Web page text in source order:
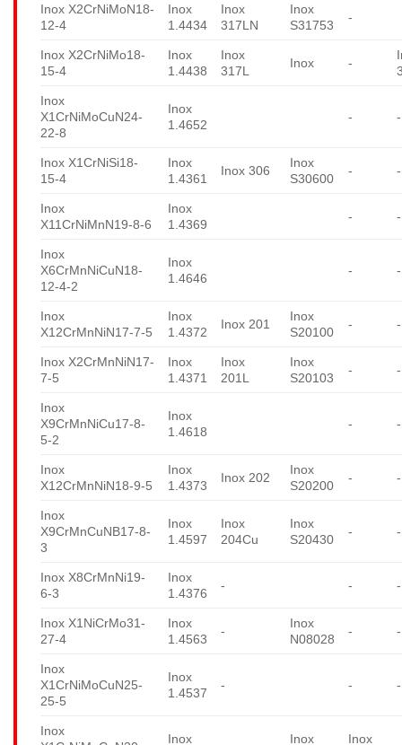
Inox X2CrNiMoN18-
12-4
Inox
1.4434
Inox
317LN
Inox
S31753
-
Inox X2CrNiMo18-
15-4
Inox
1.4438
Inox
317L
Inox -
Inox
X1CrNiMoCuN24-
22-8
Inox
1.4652
- -
Inox X1CrNiSi18-
15-4
Inox
1.4361
Inox 306
Inox
S30600
- -
Inox
X11CrNiMnN19-8-6
Inox
1.4369
- -
Inox
X6CrMnNiCuN18-
12-4-2
Inox
1.4646
- -
Inox
X12CrMnNiN17-7-5
Inox
1.4372
Inox 201
Inox
S20100
- -
Inox X2CrMnNiN17-
7-5
Inox
1.4371
Inox
201L
Inox
S20103
- -
Inox
X9CrMnNiCu17-8-
5-2
Inox
1.4618
- -
Inox
X12CrMnNiN18-9-5
Inox
1.4373
Inox 202
Inox
S20200
- -
Inox
X9CrMnCuNB17-8-
3
Inox
1.4597
Inox
204Cu
Inox
S20430
- -
Inox X8CrMnNi19-
6-3
Inox
1.4376
- - -
Inox X1NiCrMo31-
27-4
Inox
1.4563
-
Inox
N08028
- -
Inox
X1CrNiMoCuN25-
25-5
Inox
1.4537
- - -
Inox
Inox Inox Inox